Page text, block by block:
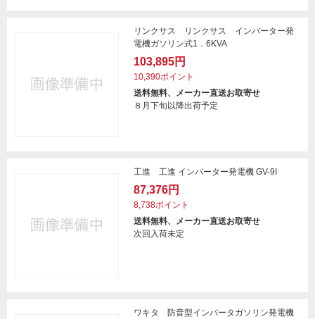
リンクサス リンクサス インバーター発
電機ガソリン式1．6KVA
103,895円
10,390ポイント
送料無料、メーカー直送お取寄せ
８月下旬以降出荷予定
工進 工進 インバーター発電機 GV-9I
87,376円
8,738ポイント
送料無料、メーカー直送お取寄せ
次回入荷未定
ワキタ 防音型インバータガソリン発電機